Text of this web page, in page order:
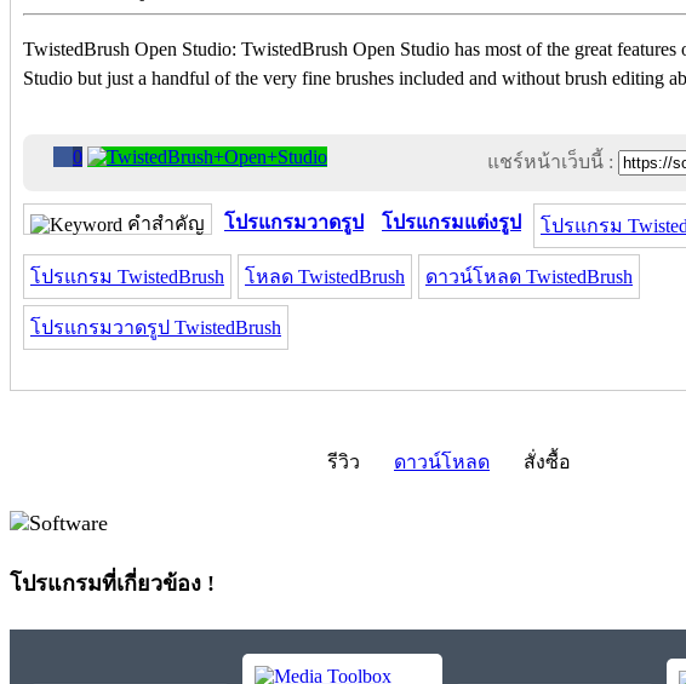
TwistedBrush Open Studio: TwistedBrush Open Studio has most of the great
Studio but just a handful of the very fine brushes included and without brush editing
0 แชร์หน้าเว็บนี้ :
คำสำคัญ โปรแกรมวาดรูป โปรแกรมแต่งรูป โปรแกรม
โปรแกรม TwistedBrush โหลด TwistedBrush ดาวน์โหลด TwistedBrush
โปรแกรมวาดรูป TwistedBrush
รีวิว ดาวน์โหลด สั่งซื้อ
โปรแกรมที่เกี่ยวข้อง !